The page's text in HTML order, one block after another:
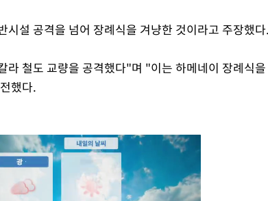
시설 공격을 넘어 장례식을 겨냥한 것이라고 주장했다.
라 철도 교량을 공격했다"며 "이는 하메네이 장례식
했다.